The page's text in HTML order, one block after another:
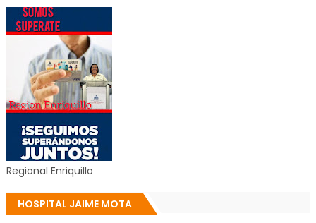
Regional Enriquillo
HOSPITAL JAIME MOTA